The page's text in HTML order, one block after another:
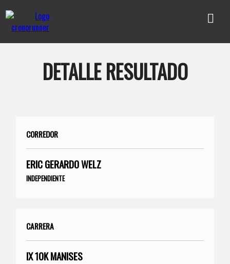
DETALLE RESULTADO
CORREDOR
ERIC GERARDO WELZ
INDEPENDIENTE
CARRERA
IX 10K MANISES